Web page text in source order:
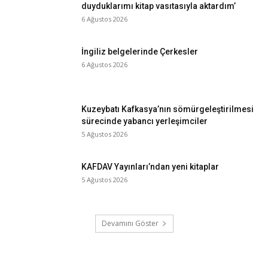
duyduklarımı kitap vasıtasıyla aktardım’
6 Ağustos 2026
İngiliz belgelerinde Çerkesler
6 Ağustos 2026
Kuzeybatı Kafkasya’nın sömürgeleştirilmesi
sürecinde yabancı yerleşimciler
5 Ağustos 2026
KAFDAV Yayınları’ndan yeni kitaplar
5 Ağustos 2026
Devamını Göster